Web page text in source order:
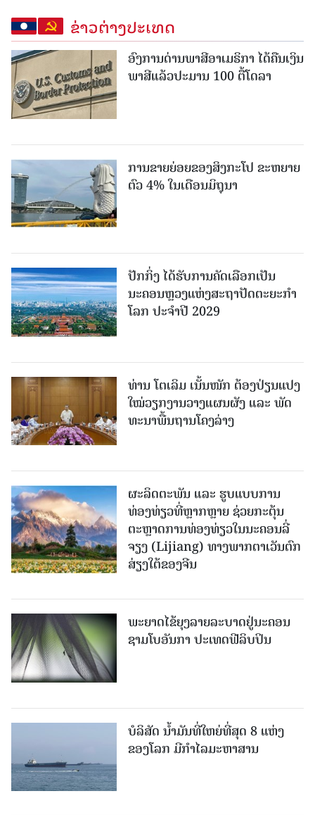
ຂ່າວຕ່າງປະເທດ
ອົງການດ່ານພາສີອາເມຣິກາ ໄດ້ຄືນເງິນ
ພາສີແລ້ວປະມານ 100 ຕື້ໂດລາ
ການຂາຍຍ່ອຍຂອງສິງກະໂປ ຂະຫຍາຍ
ຕົວ 4% ໃນເດືອນມິຖຸນາ
ປັກກິ່ງ ໄດ້ຮັບການຄັດເລືອກເປັນ
ນະຄອນຫຼວງແຫ່ງສະຖາປັດຕະຍະກຳ
ໂລກ ປະຈຳປີ 2029
ທ່ານ ໂຕ​ເລິມ ເນັ້ນໜັກ ຕ້ອງ​ປ່ຽນ​ແປງ​
ໃໝ່​ວຽກ​ງານ​ວາງ​ແຜນ​ຜັງ ແລະ ​ພັດ​
ທະ​ນາ​ພື້ນ​ຖານ​ໂຄງ​ລ່າງ
ຜະລິດຕະພັນ ແລະ ຮູບແບບການ
ທ່ອງທ່ຽວທີ່ຫຼາກຫຼາຍ ຊ່ວຍກະຕຸ້ນ
ຕະຫຼາດການທ່ອງທ່ຽວໃນນະຄອນລີ່
ຈຽງ (Lijiang) ທາງພາກຕາເວັນຕົກ
ສ່ຽງໃຕ້ຂອງຈີນ
ພະຍາດໄຂ້ຍຸງລາຍລະບາດຢູ່ນະຄອນ
ຊາມໂບ​ອັນກາ ປະເທດຟີລິບປິນ
ບໍລິສັດ ນ້ຳມັນທີ່ໃຫຍ່ທີ່ສຸດ 8 ແຫ່ງ
ຂອງໂລກ ມີກຳໄລມະຫາສານ